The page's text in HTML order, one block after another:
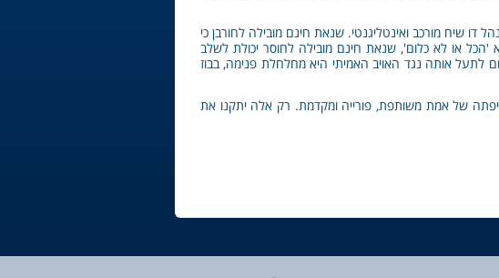
שיח מורכב ואינטליגנטי. שנאת חינם מובילה לחורבן כי
או לא כלום', שנאת חינם מובילה לחוסר יכולת לשלב
לתעל אותה נגד האויב האמיתי היא מחלחלת פנימה, בבוז
של אמת משותפת, פורייה ומקדמת. רק אלה יתקנו את